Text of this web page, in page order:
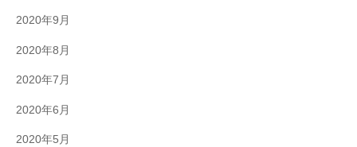
2020年9月
2020年8月
2020年7月
2020年6月
2020年5月